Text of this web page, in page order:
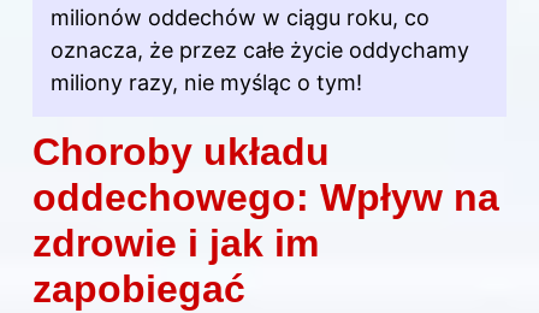
milionów oddechów w ciągu roku, co
oznacza, że przez całe życie oddychamy
miliony razy, nie myśląc o tym!
Choroby układu
oddechowego: Wpływ na
zdrowie i jak im
zapobiegać